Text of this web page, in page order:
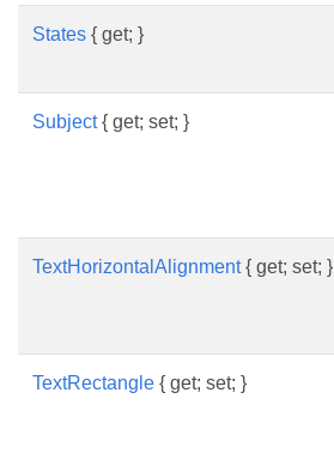
States { get; }
Subject{ get; set; }
TextHorizontalAlignment{ get; set; }
TextRectangle { get; set; }